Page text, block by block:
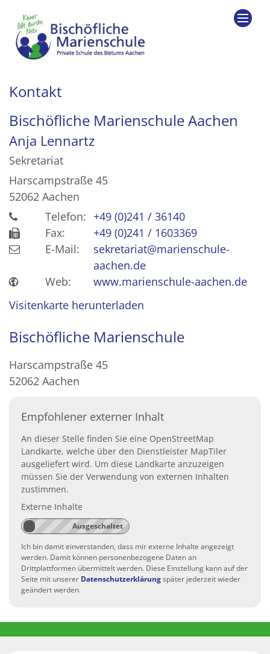
Kontakt
Bischöfliche Marienschule Aachen
Anja Lennartz
Sekretariat
Harscampstraße 45
52062 Aachen
Telefon: +49 (0)241 / 36140
Fax:
+49 (0)241 / 1603369
E-Mail:
sekretariat@marienschule-
aachen.de
Web:
www.marienschule-aachen.de
Visitenkarte herunterladen
Bischöfliche Marienschule
Harscampstraße 45
52062 Aachen
Empfohlener externer Inhalt
An dieser Stelle finden Sie eine OpenStreetMap
Landkarte, welche über den Dienstleister MapTiler
ausgeliefert wird. Um diese Landkarte anzuzeigen
müssen Sie der Verwendung von externen Inhalten
zustimmen.
Externe Inhalte
Ich bin damit einverstanden, dass mir externe Inhalte angezeigt
werden. Damit können personenbezogene Daten an
Drittplattformen übermittelt werden. Diese Einstellung kann auf der
Seite mit unserer Datenschutzerklärungspäter jederzeit wieder
geändert werden.